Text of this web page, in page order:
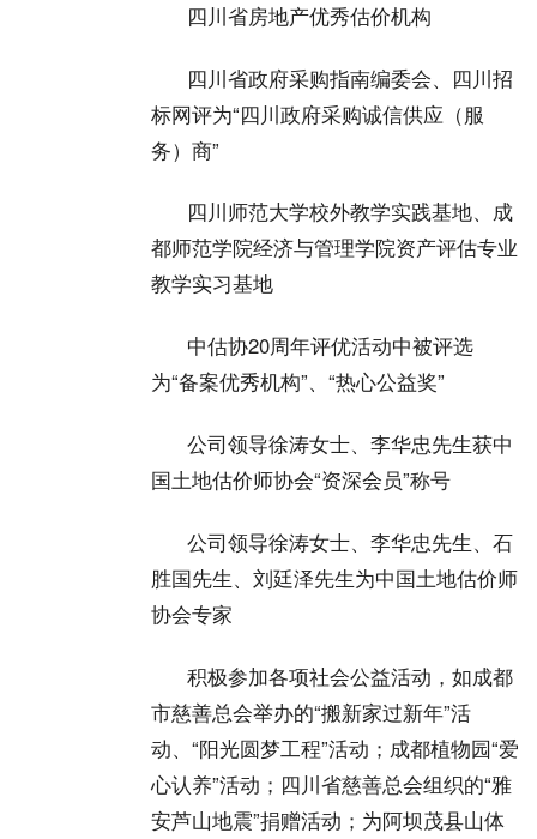
四川省房地产优秀估价机构
四川省政府采购指南编委会、四川招
标网评为“四川政府采购诚信供应（服
务）商”
四川师范大学校外教学实践基地、成
都师范学院经济与管理学院资产评估专业
教学实习基地
中估协20周年评优活动中被评选
为“备案优秀机构”、“热心公益奖”
公司领导徐涛女士、李华忠先生获中
国土地估价师协会“资深会员”称号
公司领导徐涛女士、李华忠先生、石
胜国先生、刘廷泽先生为中国土地估价师
协会专家
积极参加各项社会公益活动，如成都
市慈善总会举办的“搬新家过新年”活
动、“阳光圆梦工程”活动；成都植物园“爱
心认养”活动；四川省慈善总会组织的“雅
安芦山地震”捐赠活动；为阿坝茂县山体